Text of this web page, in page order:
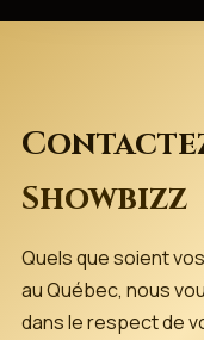
Showbizz
Quels que soient
au Québec, nous
dans le respect de